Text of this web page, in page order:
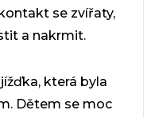
se zvířaty,
a nakrmit.
která byla
Dětem se moc